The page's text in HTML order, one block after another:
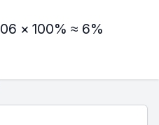
\frac{5}{83} × 100\% ≈
06 × 100% ≈ 6%